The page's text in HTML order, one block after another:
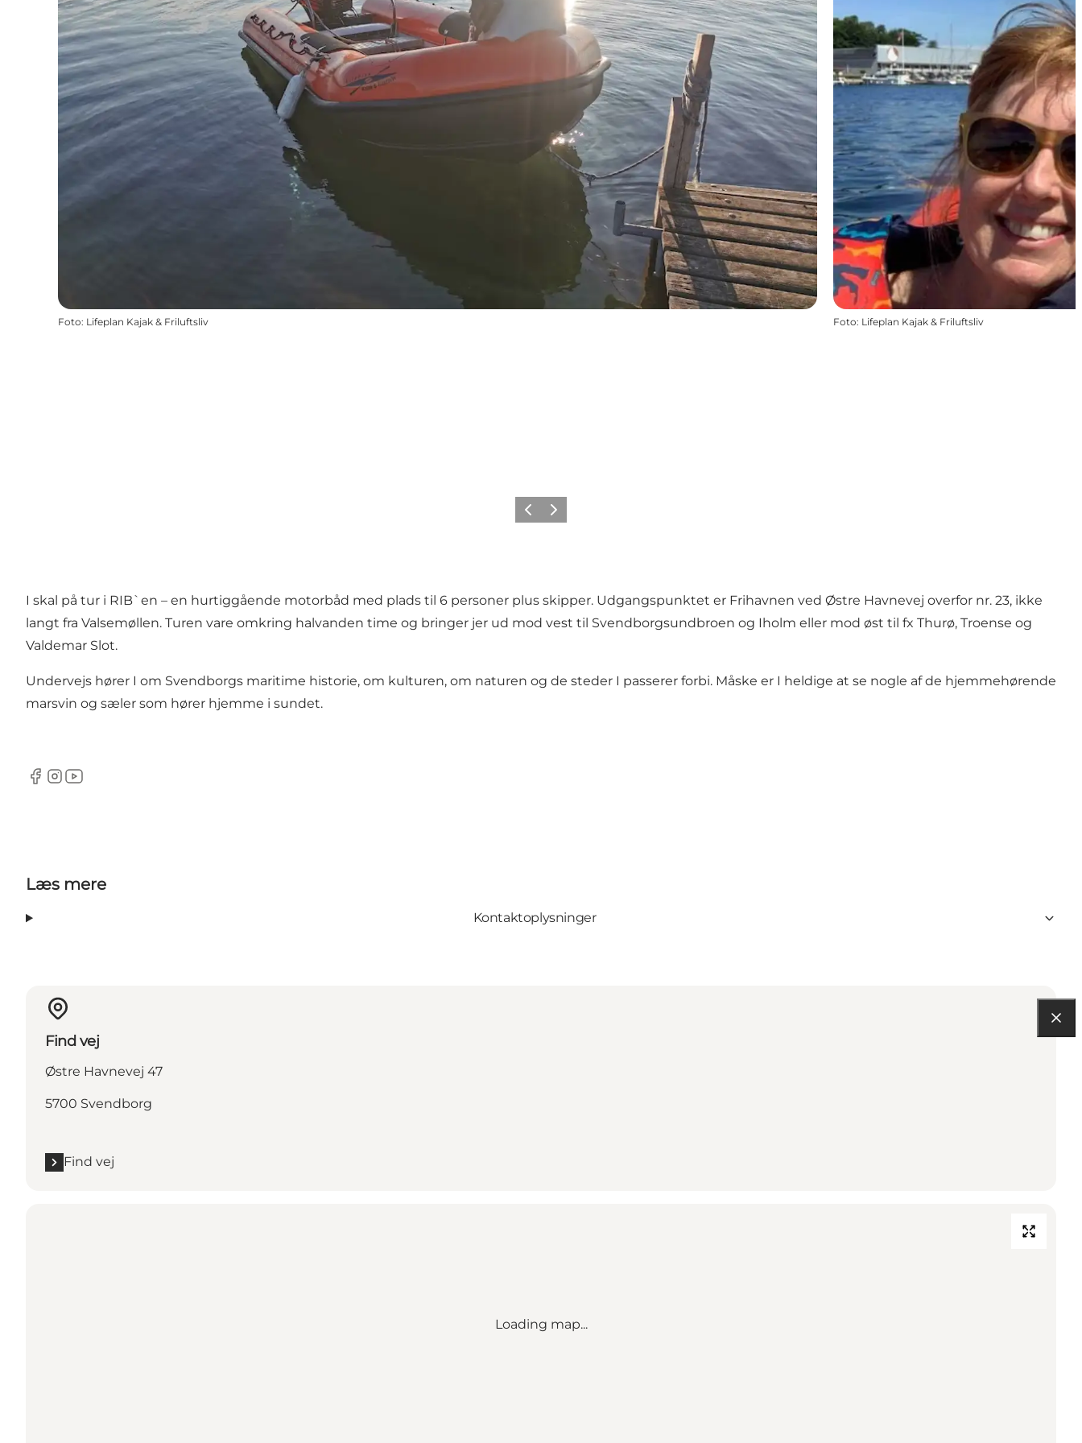
Foto: Lifeplan Kajak & Friluftsliv Foto: Lifeplan Kajak & Friluftsliv
ForrigeNæste
I skal på tur i RIB`en – en hurtiggående motorbåd med plads til 6 personer plus skipper. Udgangspunktet er Frihavnen ved Østre Havnevej overfor nr. 23, ikke
langt fra Valsemøllen. Turen vare omkring halvanden time og bringer jer ud mod vest til Svendborgsundbroen og Iholm eller mod øst til fx Thurø, Troense og
Valdemar Slot.
Undervejs hører I om Svendborgs maritime historie, om kulturen, om naturen og de steder I passerer forbi. Måske er I heldige at se nogle af de hjemmehørende
marsvin og sæler som hører hjemme i sundet.
Facebook
Instagram
YouTube
Læs mere
Kontaktoplysninger
Find vej
Østre Havnevej 47
5700 Svendborg
Find vej
Loading map...